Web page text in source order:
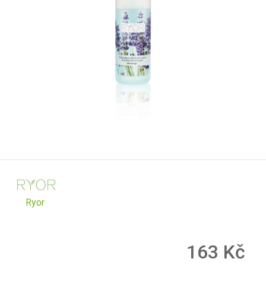
Ryor
163 Kč